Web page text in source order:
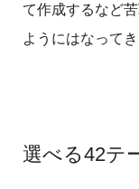
て作成するなど
ようにはなって
選べる42テ